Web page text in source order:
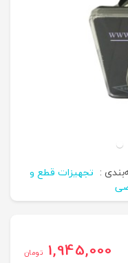
: تجهیزات قطع و
1,945,000 تومان